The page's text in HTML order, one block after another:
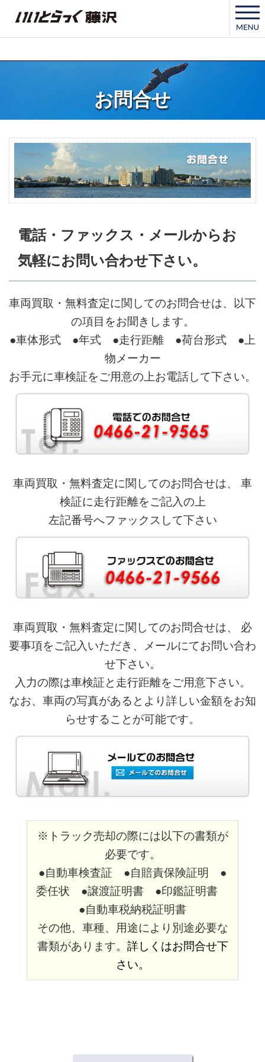
いいとらっく藤沢
お問合せ
電話・ファックス・メールからお
気軽にお問い合わせ下さい。
車両買取・無料査定に関してのお問合せは、以下
の項目をお聞きします。
●車体形式 ●年式 ●走行距離 ●荷台形式 ●上
物メーカー
お手元に車検証をご用意の上お電話して下さい。
車両買取・無料査定に関してのお問合せは、 車
検証に走行距離をご記入の上
左記番号へファックスして下さい
車両買取・無料査定に関してのお問合せは、 必
要事項をご記入いただき、メールにてお問い合わ
せ下さい。
入力の際は車検証と走行距離をご用意下さい。
なお、車両の写真があるとより詳しい金額をお知
らせすることが可能です。
※トラック売却の際には以下の書類が
必要です。
●自動車検査証 ●自賠責保険証明 ●
委任状 ●譲渡証明書 ●印鑑証明書
●自動車税納税証明書
その他、車種、用途により別途必要な
書類があります。 詳しくはお問合せ下
さい。